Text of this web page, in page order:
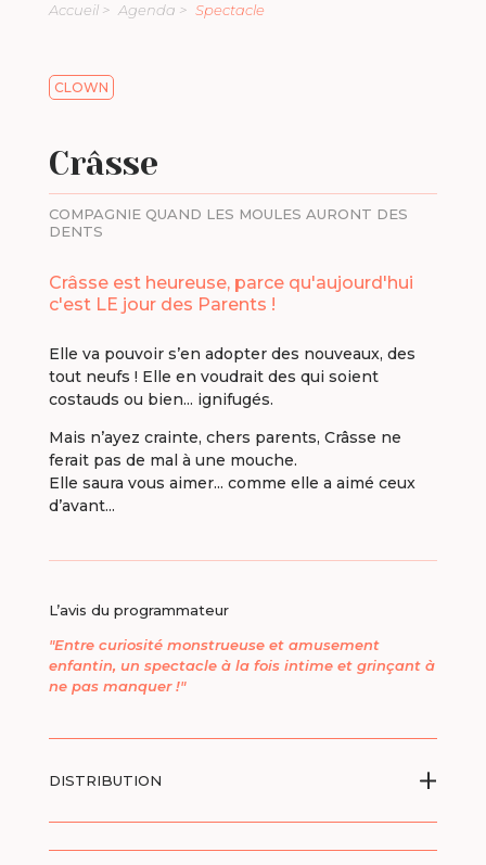
Accueil > Agenda > Spectacle
CLOWN
Crâsse
COMPAGNIE QUAND LES MOULES AURONT DES
DENTS
Crâsse est heureuse, parce qu'aujourd'hui
c'est LE jour des Parents !
Elle va pouvoir s’en adopter des nouveaux, des
tout neufs ! Elle en voudrait des qui soient
costauds ou bien... ignifugés.
Mais n’ayez crainte, chers parents, Crâsse ne
ferait pas de mal à une mouche.
Elle saura vous aimer... comme elle a aimé ceux
d’avant...
L’avis du programmateur
"Entre curiosité monstrueuse et amusement
enfantin, un spectacle à la fois intime et grinçant à
ne pas manquer !"
DISTRIBUTION